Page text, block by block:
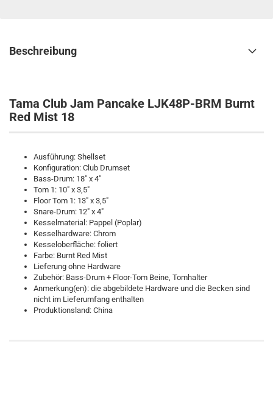
Beschreibung
Tama Club Jam Pancake LJK48P-BRM Burnt
Red Mist 18
Ausführung: Shellset
Konfiguration: Club Drumset
Bass-Drum: 18" x 4"
Tom 1: 10" x 3,5"
Floor Tom 1: 13" x 3,5"
Snare-Drum: 12" x 4"
Kesselmaterial: Pappel (Poplar)
Kesselhardware: Chrom
Kesseloberfläche: foliert
Farbe: Burnt Red Mist
Lieferung ohne Hardware
Zubehör: Bass-Drum + Floor-Tom Beine, Tomhalter
Anmerkung(en): die abgebildete Hardware und die Becken sind
nicht im Lieferumfang enthalten
Produktionsland: China